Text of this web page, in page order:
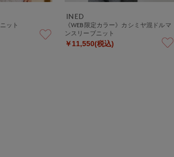
ット
INED
《WEB限定カラー》カシミヤ混ドルマ
ンスリーブニット
￥11,550(税込)